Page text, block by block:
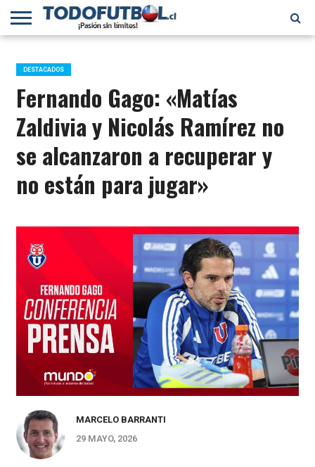
PRIMERA
B
SELECCIÓN
CHILENA
CHILENOS
EN EL
MUNDO
FÚTBOL
INTERNACIONAL
DESTACADOS
Fernando Gago: «Matías
Zaldivia y Nicolás Ramírez no
se alcanzaron a recuperar y
no están para jugar»
MARCELO BARRANTI
29 MAYO, 2026